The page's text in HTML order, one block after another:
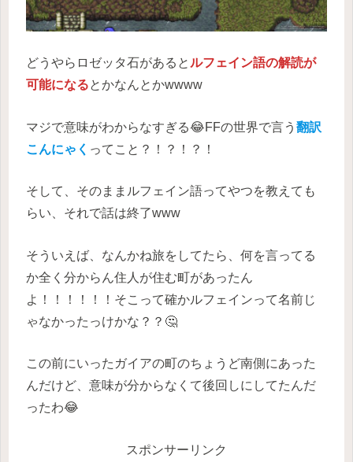
どうやらロゼッタ石があると ルフェイン語の解読が
可能になるとかなんとかwwww
マジで意味がわからなすぎる😂FFの世界で言う 翻訳
こんにゃく ってこと？！？！？！
そして、そのままルフェイン語ってやつを教えても
らい、それで話は終了www
そういえば、なんかね旅をしてたら、何を言ってる
か全く分からん住人が住む町があったん
よ！！！！！！そこって確かルフェインって名前じ
ゃなかったっけかな？？🤔
この前にいったガイアの町のちょうど南側にあった
んだけど、意味が分からなくて後回しにしてたんだ
ったわ😂
スポンサーリンク